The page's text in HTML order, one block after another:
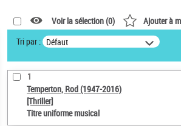
Voir la sélection (0) Ajouter à
Tri par : Défaut
1
Temperton, Rod (1947-2016)
[Thriller]
Titre uniforme musical